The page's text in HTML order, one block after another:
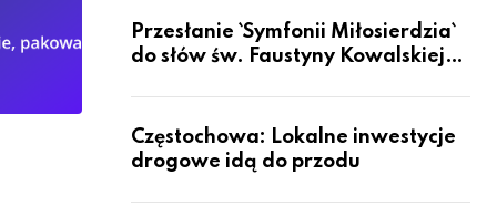
Przesłanie `Symfonii Miłosierdzia`
do słów św. Faustyny Kowalskiej
Częstochowa: Lokalne inwestycje
drogowe idą do przodu